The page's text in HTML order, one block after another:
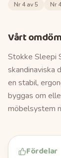
Nr4av 5 Nr4
Vårt
Stokke Sleepi
skandinaviska
en stabil,
byggas om
möbelsystem
Fördelar